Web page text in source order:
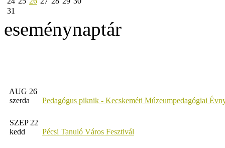
31
eseménynaptár
AUG 26
szerda
Pedagógus piknik - Kecskeméti Múzeumpedagógiai
SZEP 22
kedd
Pécsi Tanuló Város Fesztivál